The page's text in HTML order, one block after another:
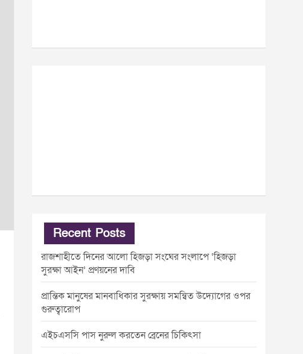
Recent Posts
রাজশাহীতে দিনের আলো হিজড়া সংঘের সংলাপে ‘হিজড়া
সুরক্ষা আইন’ প্রণয়নের দাবি
প্রান্তিক মানুষের মানবাধিকার সুরক্ষায় সমন্বিত উদ্যোগের ওপর
গুরুত্বারোপ
এইচএসসি পাস নুরুল করতেন ব্রেনের চিকিৎসা